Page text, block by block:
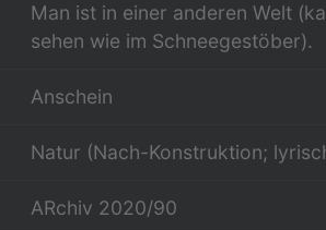
Man ist in einer anderen Welt
sehen wie im Schneegestöber).
Anschein
Natur (Nach-Konstruktion;
ARchiv 2020/90